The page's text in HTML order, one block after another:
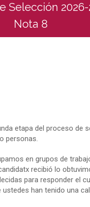
Selección 2026-
Nota 8
etapa del proceso de
personas.
en grupos de
recibió lo
para responder el
han tenido una